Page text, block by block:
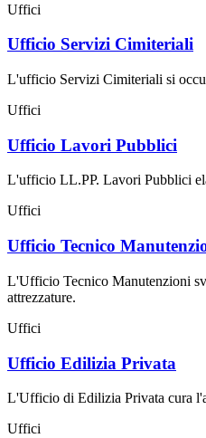
Uffici
Ufficio Servizi Cimiteriali
L'ufficio Servizi Cimiteriali si
Uffici
Ufficio Lavori Pubblici
L'ufficio LL.PP. Lavori Pubblici
Uffici
Ufficio Tecnico
L'Ufficio Tecnico Manutenzioni
attrezzature.
Uffici
Ufficio Edilizia Privata
L'Ufficio di Edilizia Privata cura
Uffici